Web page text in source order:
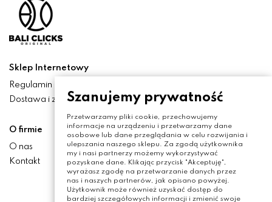
Sklep Internetowy
Regulamin
Dostawa i zwroty
O firmie
O nas
Kontakt
Szanujemy prywatność
Przetwarzamy pliki cookie, przechowujemy
informacje na urządzeniu i przetwarzamy dane
osobowe lub dane przeglądania w celu rozwijania i
ulepszania naszego sklepu. Za zgodą użytkownika
my i nasi partnerzy możemy wykorzystywać
pozyskane dane. Klikając przycisk "Akceptuję",
wyrażasz zgodę na przetwarzanie danych przez
nas i naszych partnerów, jak opisano powyżej.
Użytkownik może również uzyskać dostęp do
bardziej szczegółowych informacji i zmienić swoje